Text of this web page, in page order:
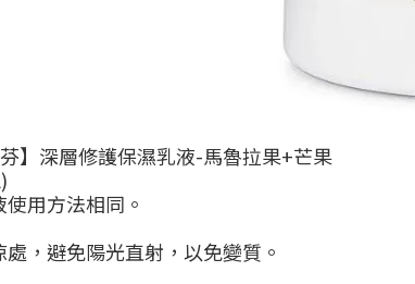
】深層修護保濕乳液-馬魯拉果+芒果
用方法相同。
，避免陽光直射，以免變質 。